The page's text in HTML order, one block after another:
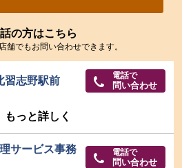
の方はこちら
舗でもお問い合わせできます。
習志野駅前 電話で
問い合わせ
もっと詳しく
サービス事務
電話で
問い合わせ